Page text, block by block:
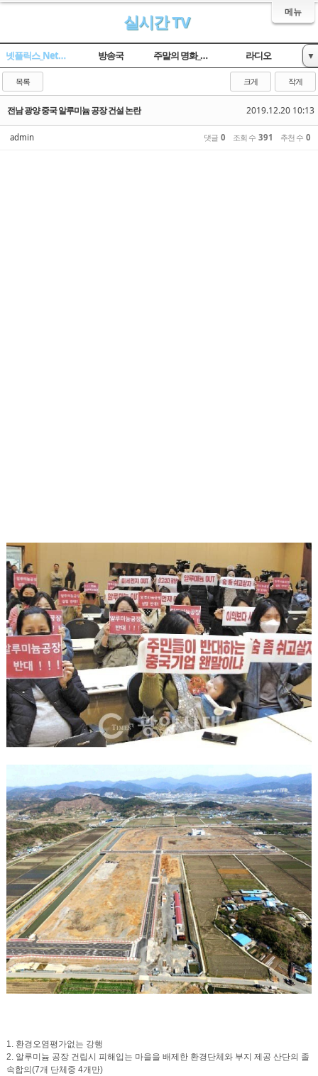
메뉴
실시간 TV
넷플릭스_Netflix 방송국 주말의 명화_옛날TV 라디오 ▼
목록 크게 작게
2019.12.20 10:13
전남 광양 중국 알루미늄 공장 건설 논란
admin 댓글 0 조회 수 391 추천 수 0
1. 환경오염평가없는 강행
2. 알루미늄 공장 건립시 피해입는 마을을 배제한 환경단체와 부지 제공 산단의 졸
속합의(7개 단체중 4개만)